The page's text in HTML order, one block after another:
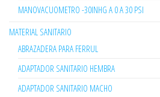
MANOVACUOMETRO -30INHG A 0 A 30 PSI
MATERIAL SANITARIO
ABRAZADERA PARA FERRUL
ADAPTADOR SANITARIO HEMBRA
ADAPTADOR SANITARIO MACHO